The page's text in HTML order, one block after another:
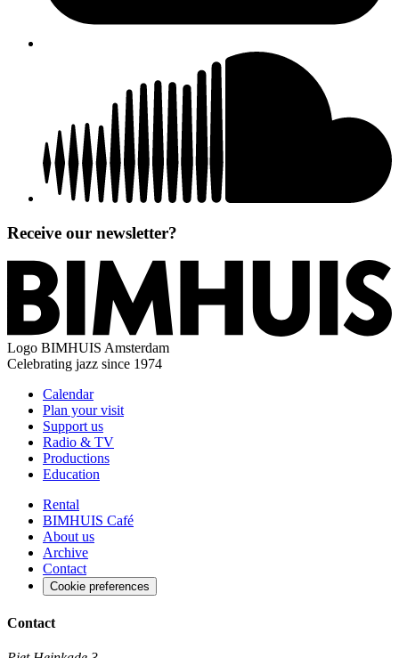
Receive our newsletter?
Logo BIMHUIS Amsterdam
Celebrating jazz since 1974
Calendar
Plan your visit
Support us
Radio & TV
Productions
Education
Rental
BIMHUIS Café
About us
Archive
Contact
Cookie preferences
Contact